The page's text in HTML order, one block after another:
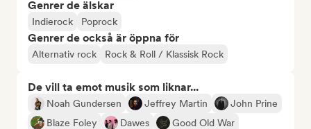
Genrer de älskar
Indierock Poprock
Genrer de också är öppna för
Alternativ rock Rock & Roll / Klassisk Rock
De vill ta emot musik som liknar...
Noah Gundersen Jeffrey Martin
John Prine
Blaze Foley
Dawes
Good Old War